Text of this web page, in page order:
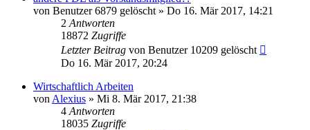
von Benutzer 6879 gelöscht » Do 16. Mär 2017, 14:21
2 Antworten
18872 Zugriffe
Letzter Beitrag von Benutzer 10209 gelöscht
Do 16. Mär 2017, 20:24
Wirtschaftlich Arbeiten
von Alexius » Mi 8. Mär 2017, 21:38
4 Antworten
18035 Zugriffe